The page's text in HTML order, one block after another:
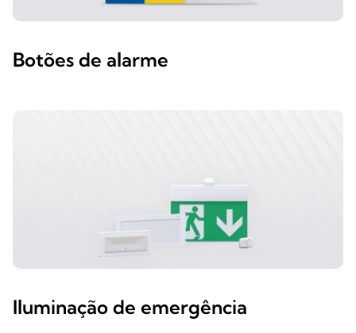
Botões de alarme
Iluminação de emergência